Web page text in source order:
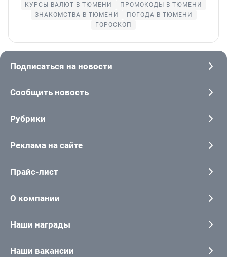
КУРСЫ ВАЛЮТ В ТЮМЕНИ
ПРОМОКОДЫ В ТЮМЕНИ
ЗНАКОМСТВА В ТЮМЕНИ
ПОГОДА В ТЮМЕНИ
ГОРОСКОП
Подписаться на новости
Сообщить новость
Рубрики
Реклама на сайте
Прайс-лист
О компании
Наши награды
Наши вакансии